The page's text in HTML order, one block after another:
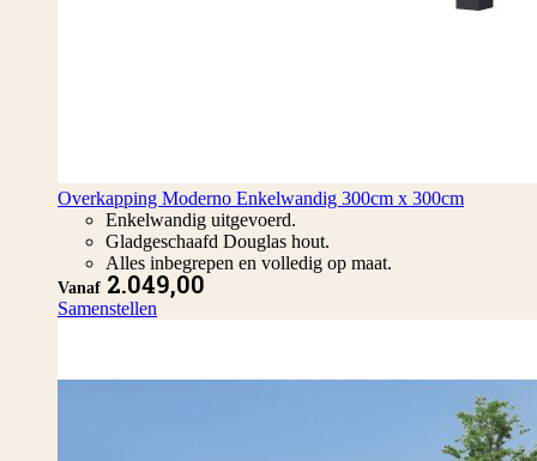
Overkapping Moderno Enkelwandig 300cm x 300cm
Enkelwandig uitgevoerd.
Gladgeschaafd Douglas hout.
Alles inbegrepen en volledig op maat.
Vanaf 2.049,00
Samenstellen